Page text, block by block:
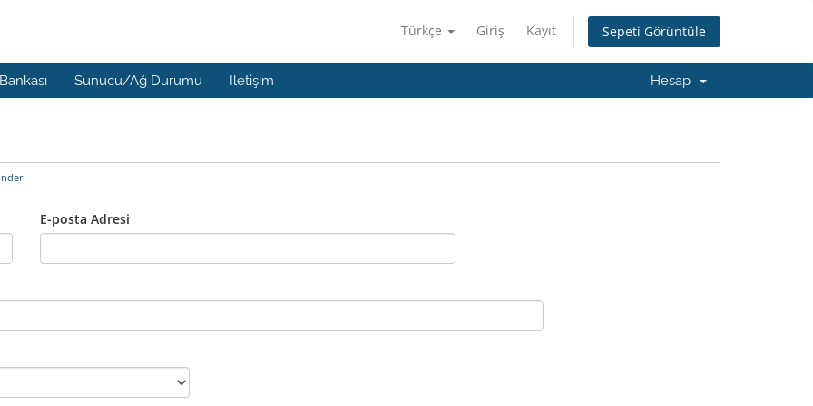
Türkçe Giriş Kayıt Sepeti Görüntüle
Sunucu/Ağ Durumu İletişim Hesap
E-posta Adresi